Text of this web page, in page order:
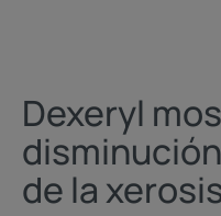
Dexeryl
de la